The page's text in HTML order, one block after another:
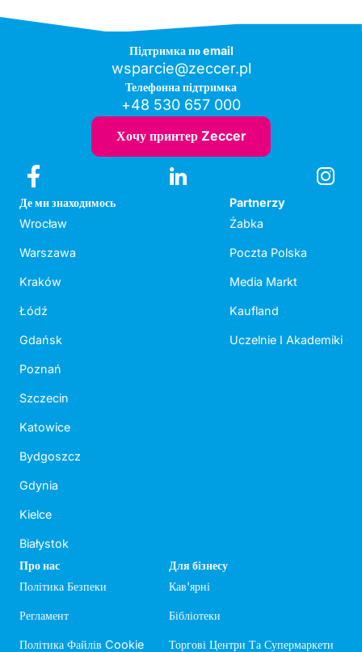
Підтримка по email
wsparcie@zeccer.pl
Телефонна підтримка
+48 530 657 000
Хочу принтер Zeccer
Де ми знаходимось
Wrocław
Warszawa
Kraków
Łódź
Gdańsk
Poznań
Szczecin
Katowice
Bydgoszcz
Gdynia
Kielce
Białystok
Partnerzy
Żabka
Poczta Polska
Media Markt
Kaufland
Uczelnie I Akademiki
Про нас
Політика Безпеки
Регламент
Політика Файлів Cookie
Для бізнесу
Кав'ярні
Бібліотеки
Торгові Центри Та Супермаркети